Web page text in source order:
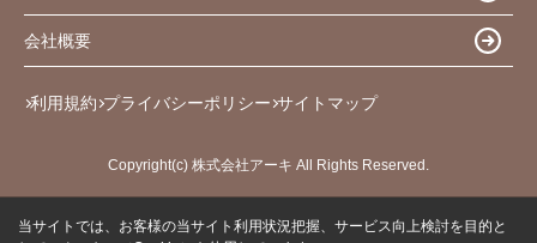
会社概要
利用規約 プライバシーポリシー サイトマップ
Copyright(c) 株式会社アーキ All Rights Reserved.
当サイトでは、お客様の当サイト利用状況把握、サービス向上検討を目的と